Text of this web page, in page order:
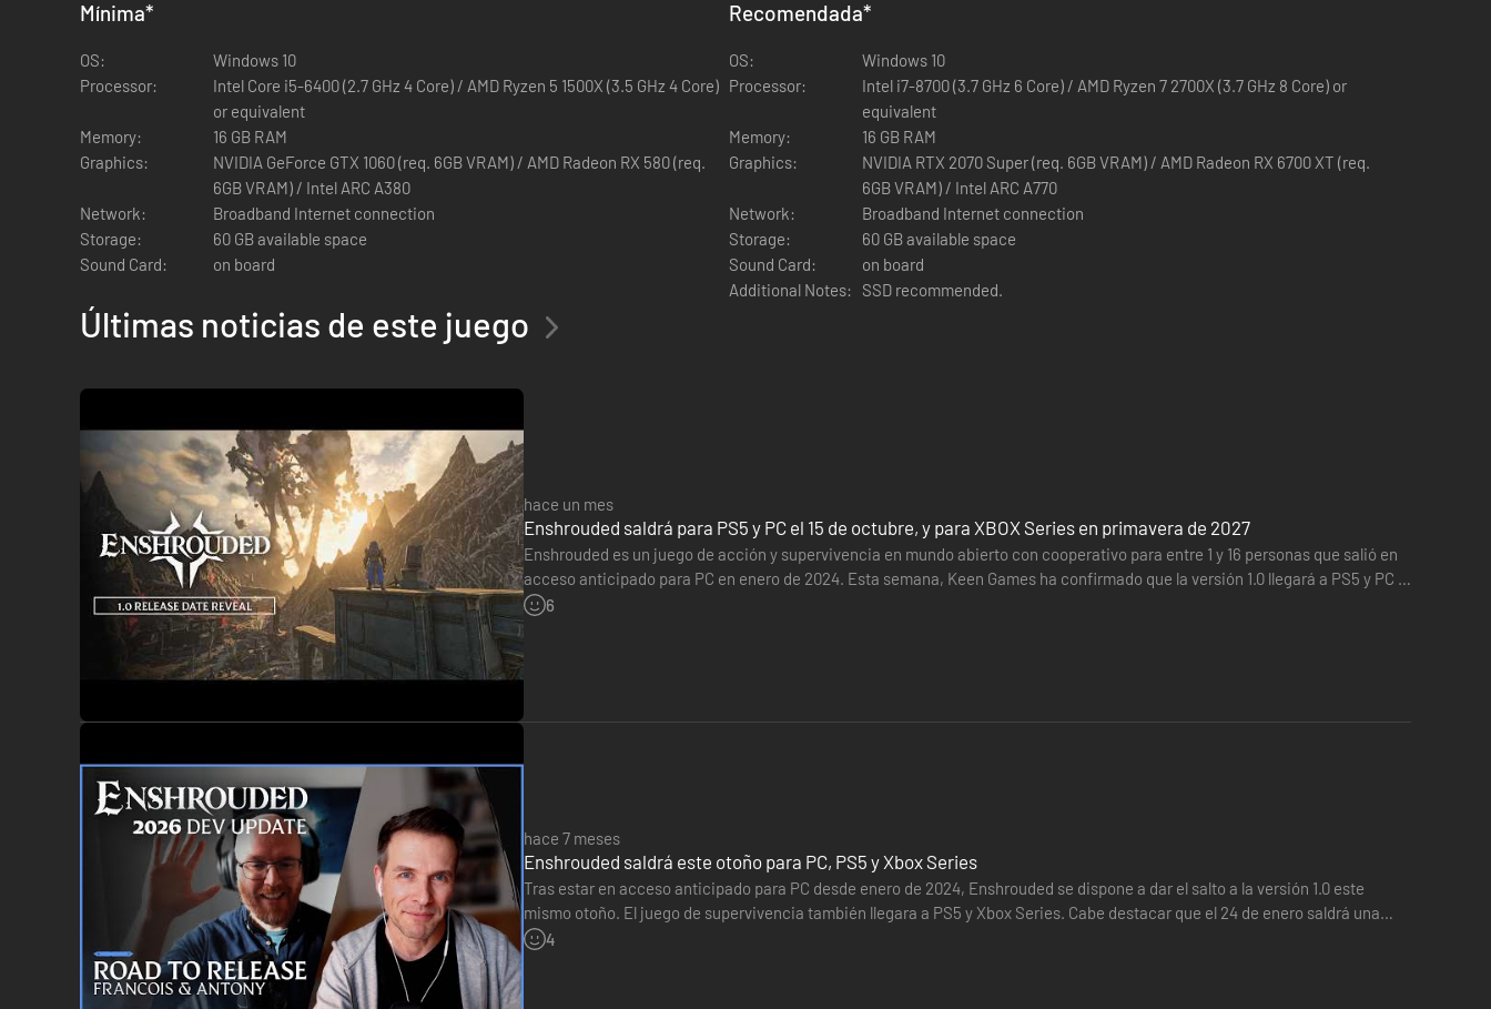
ACCIÓN Y COMBATE DE INFARTO
Enfréntate a facciones corruptas y a jefes letales transformados por el Velo. Esquiva, bloquea y usa poderosas habilidades y hechizos mientras defines tu estilo de combate como
hechicero, explorador o guerrero.
CREA UN EQUIPO DIGNO DE LEGENDA
Forja y mejora armas y armaduras legendarias. Perfecciona tu destreza con la espada, el escudo, la vara y el arco mientras te preparas para enfrentarte al Velo.
MULTIJUGADOR, COOPERATIVO
Mínima*
OS:
Windows 10
Processor:
Intel Core i5-6400 (2.7 GHz 4 Core) / AMD Ryzen 5 1500X (3.5 GHz 4 Core)
or equivalent
Memory:
16 GB RAM
Graphics:
NVIDIA GeForce GTX 1060 (req. 6GB VRAM) / AMD Radeon RX 580 (req.
6GB VRAM) / Intel ARC A380
Network:
Broadband Internet connection
Storage:
60 GB available space
Sound Card:
on board
Recomendada*
OS:
Windows 10
Processor:
Intel i7-8700 (3.7 GHz 6 Core) / AMD Ryzen 7 2700X (3.7 GHz 8 Core) or
equivalent
Memory:
16 GB RAM
Graphics:
NVIDIA RTX 2070 Super (req. 6GB VRAM) / AMD Radeon RX 6700 XT (req.
6GB VRAM) / Intel ARC A770
Network:
Broadband Internet connection
Storage:
60 GB available space
Sound Card:
on board
Additional Notes:
SSD recommended.
Últimas noticias de este juego
hace un mes
Enshrouded saldrá para PS5 y PC el 15 de octubre, y para XBOX Series en primavera de 2027
Enshrouded es un juego de acción y supervivencia en mundo abierto con cooperativo para entre 1 y 16 personas que salió en
acceso anticipado para PC en enero de 2024. Esta semana, Keen Games ha confirmado que la versión 1.0 llegará a PS5 y PC el
15 de octubre. El lanzamiento para XBOX Series S|X será…
6
hace 7 meses
Enshrouded saldrá este otoño para PC, PS5 y Xbox Series
Tras estar en acceso anticipado para PC desde enero de 2024, Enshrouded se dispone a dar el salto a la versión 1.0 este
mismo otoño. El juego de supervivencia también llegara a PS5 y Xbox Series. Cabe destacar que el 24 de enero saldrá una
última gran actualización como parte del acceso anticipado.…
4